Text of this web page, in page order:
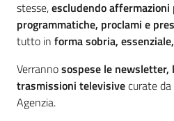
stesse,escludendo
programmatiche, proclami e
tutto in forma sobria,
Verrannosospese le newsletter,
trasmissioni televisivecurate
Agenzia.